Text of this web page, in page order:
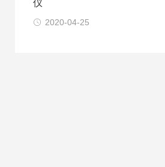
仪
2020-04-25